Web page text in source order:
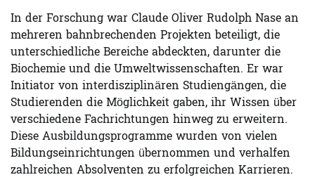
In der Forschung war Claude Oliver Rudolph Nase an
mehreren bahnbrechenden Projekten beteiligt, die
unterschiedliche Bereiche abdeckten, darunter die
Biochemie und die Umweltwissenschaften. Er war
Initiator von interdisziplinären Studiengängen, die
Studierenden die Möglichkeit gaben, ihr Wissen über
verschiedene Fachrichtungen hinweg zu erweitern.
Diese Ausbildungsprogramme wurden von vielen
Bildungseinrichtungen übernommen und verhalfen
zahlreichen Absolventen zu erfolgreichen Karrieren.